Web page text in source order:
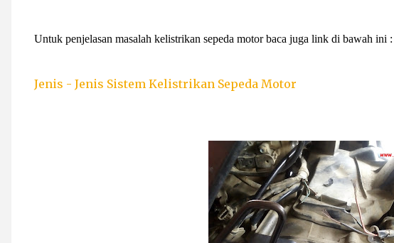
Untuk penjelasan masalah kelistrikan sepeda motor baca juga link di bawah ini :
Jenis - Jenis Sistem Kelistrikan Sepeda Motor